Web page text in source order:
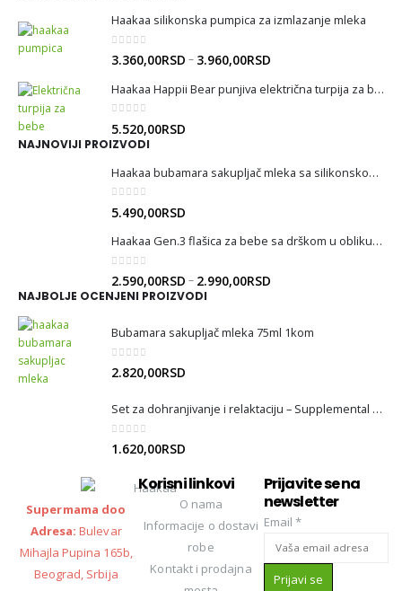
Haakaa silikonska pumpica za izmlazanje mleka
0 out of 5
3.360,00RSD – 3.960,00RSD
Haakaa Happii Bear punjiva električna turpija za bebe
0 out of 5
5.520,00RSD
NAJNOVIJI PROIZVODI
Haakaa bubamara sakupljač mleka sa silikonskom torbom za sterilizaciju
0 out of 5
5.490,00RSD
Haakaa Gen.3 flašica za bebe sa drškom u obliku anđeoskih krila
0out of 5
2.590,00RSD – 2.990,00RSD
NAJBOLJE OCENJENI PROIZVODI
Bubamara sakupljač mleka 75ml 1kom
0 out of 5
2.820,00RSD
Set za dohranjivanje i relaktaciju – Supplemental Nursing System (SNS)
0 out of 5
1.620,00RSD
Supermama doo
Adresa: Bulevar
Mihajla Pupina 165b,
Beograd, Srbija
Korisni linkovi
O nama
Informacije o dostavi
robe
Kontakt i prodajna
Prijavite se na
newsletter
Email*
Prijavi se